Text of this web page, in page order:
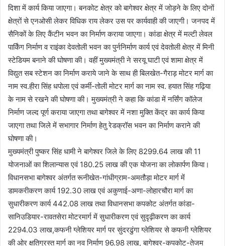
दिशा में कार्य किया जाएगा। बनकोट क्षेत्र को बागेश्वर क्षेत्र में जोड़ने के लिए दोनों
क्षेत्रों से एनओसी लेकर विधिक राय लेकर उस पर कार्यवाही की जाएगी। जनपद में
सैनिकों के लिए कैंटीन भवन का निर्माण कराया जाएगा। कांडा क्षेत्र में मल्टी लेवल
पार्किंग निर्माण व राइंका देवतोली भवन का पुर्ननिर्माण कार्य एवं देवतोली क्षेत्र में मिनी
स्टेडियम बनाने की घोषणा की। वहीं मुख्यमंत्री ने सरयू घाटी एवं शामा क्षेत्र में
विद्युत सब स्टेशन का निर्माण कराये जाने के साथ ही बिलखेत-गैराड़ मोटर मार्ग का
नाम स्व.हीरा सिंह धपोला एवं कर्मी-तोली मोटर मार्ग का नाम स्व. हयात सिंह गढ़िया
के नाम से रखने की घोषणा की। मुख्यमंत्री ने कहा कि कांडा में नर्सिंग कॉलेज
निर्माण जल्द पूर्ण कराया जाएगा तथा बागेश्वर में नशा मुक्ति केंद्र का कार्य किया
जाएगा तथा जिले में सभागार निर्माण हेतु रेडक्रॉस भवन का निर्माण कराने की
घोषणा की।
मुख्यमंत्री पुष्कर सिंह धामी ने बागेश्वर जिले के लिए 8299.64 लाख की 11
योजनाओं का शिलान्यास एवं 180.25 लाख की एक योजना का लोकार्पण किया।
विधानसभा बागेश्वर अंतर्गत रूनीखेत-गांधीग्राम-अमतौड़ा मोटर मार्ग में
डामकरीकरण कार्य 192.30 लाख एवं अकुणाई-अणा-लोहारचौरा मार्ग का
सुधारीकरण कार्य 442.08 लाख तथा विधानसभा कपकोट अंतर्गत कांडा-
सानिउडियार-रावतसेरा मोटरमार्ग में सुधारीकरण एवं सुदृढ़ीकरण का कार्य
2294.03 लाख,कफनी ग्लेशियर मार्ग पर सुंदरढुंगा ग्लेशियर से कफनी ग्लेशियर
की ओर क्षतिग्रस्त मार्ग का नव निर्माण 96.98 लाख, बागेश्वर-कपकोट-तेजम